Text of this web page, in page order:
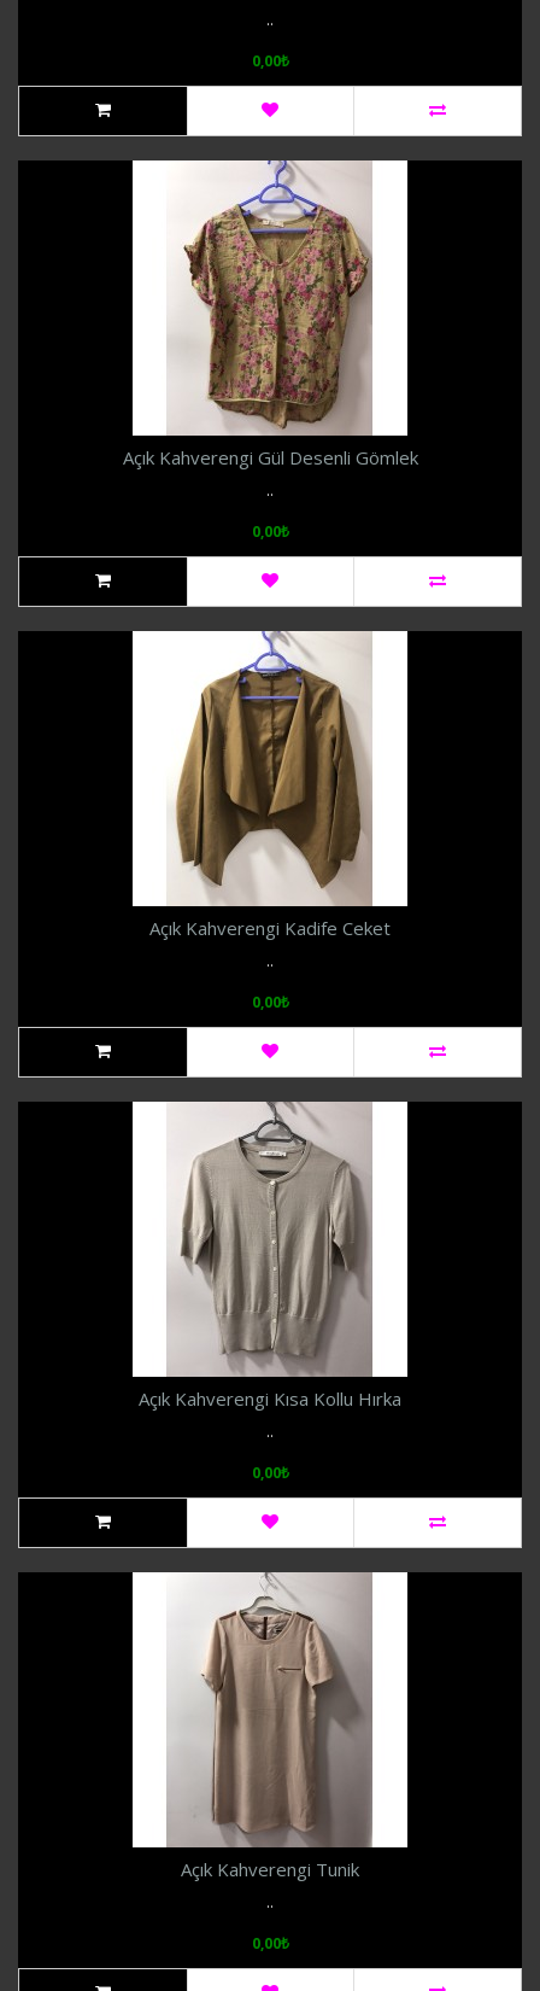
..
0,00₺
Açık Kahverengi Gül Desenli Gömlek
..
0,00₺
Açık Kahverengi Kadife Ceket
..
0,00₺
Açık Kahverengi Kısa Kollu Hırka
..
0,00₺
Açık Kahverengi Tunik
..
0,00₺